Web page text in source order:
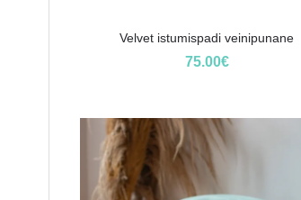
Velvet istumispadi veinipunane
75.00€